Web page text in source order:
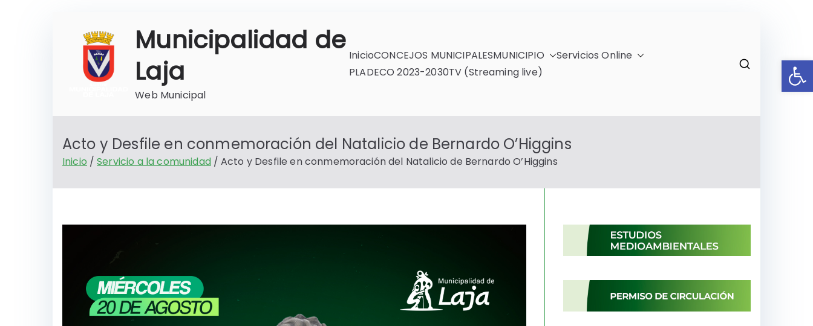
contenido
Municipalidad de
Laja
Web Municipal
InicioCONCEJOS MUNICIPALESMUNICIPIO
Servicios Online
PLADECO 2023-2030TV (Streaming live)
Acto y Desfile en conmemoración del Natalicio de Bernardo O’Higgins
Inicio Servicio a la comunidad Acto y Desfile en conmemoración del Natalicio de Bernardo O’Higgins